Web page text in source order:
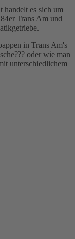
handelt es sich um
Trans Am und
in Trans Am's
oder wie man
unterschiedlichem